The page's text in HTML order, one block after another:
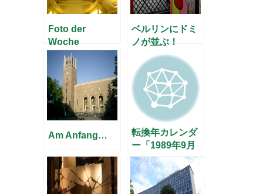
Foto der
Woche
ベルリンにドミ
ノが並ぶ！
Am Anfang…
転換年カレンダ
ー「1989年9月
26日」